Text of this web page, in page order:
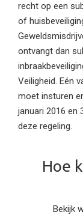
recht op een
of
ontvangt dan
Veiligheid. Eén
moet insturen
januari 2016 en
deze regeling.
Hoe
Bekijk